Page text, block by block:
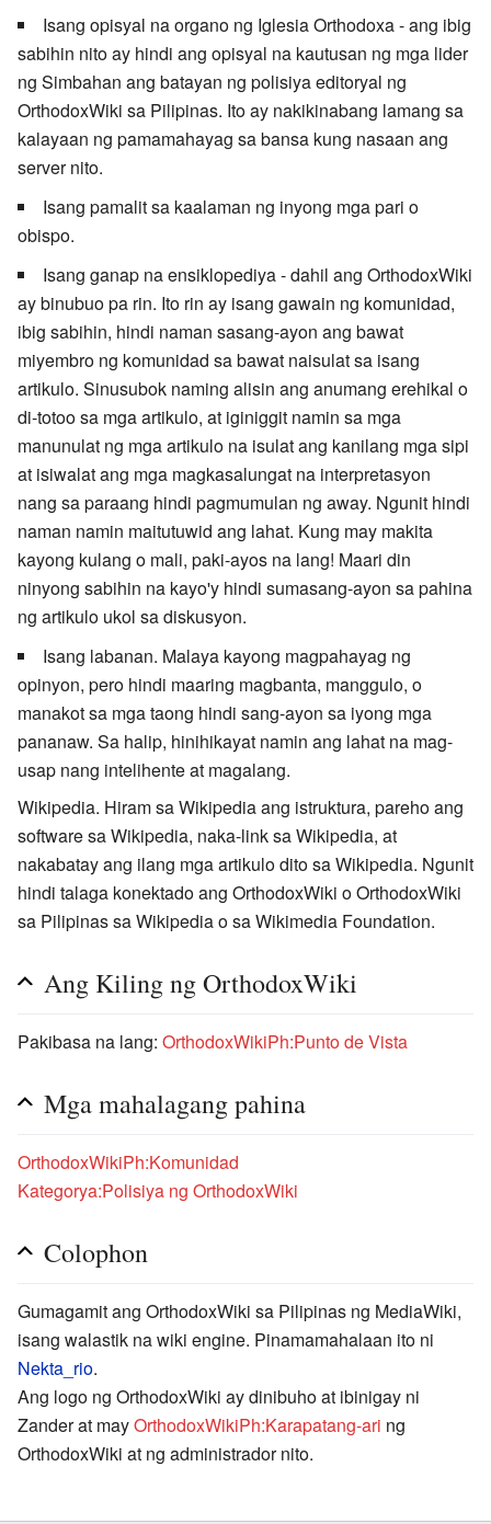
Isang opisyal na organo ng Iglesia Orthodoxa - ang ibig
sabihin nito ay hindi ang opisyal na kautusan ng mga lider
ng Simbahan ang batayan ng polisiya editoryal ng
OrthodoxWiki sa Pilipinas. Ito ay nakikinabang lamang sa
kalayaan ng pamamahayag sa bansa kung nasaan ang
server nito.
Isang pamalit sa kaalaman ng inyong mga pari o
obispo.
Isang ganap na ensiklopediya - dahil ang OrthodoxWiki
ay binubuo pa rin. Ito rin ay isang gawain ng komunidad,
ibig sabihin, hindi naman sasang-ayon ang bawat
miyembro ng komunidad sa bawat naisulat sa isang
artikulo. Sinusubok naming alisin ang anumang erehikal o
di-totoo sa mga artikulo, at iginiggit namin sa mga
manunulat ng mga artikulo na isulat ang kanilang mga sipi
at isiwalat ang mga magkasalungat na interpretasyon
nang sa paraang hindi pagmumulan ng away. Ngunit hindi
naman namin maitutuwid ang lahat. Kung may makita
kayong kulang o mali, paki-ayos na lang! Maari din
ninyong sabihin na kayo'y hindi sumasang-ayon sa pahina
ng artikulo ukol sa diskusyon.
Isang labanan. Malaya kayong magpahayag ng
opinyon, pero hindi maaring magbanta, manggulo, o
manakot sa mga taong hindi sang-ayon sa iyong mga
pananaw. Sa halip, hinihikayat namin ang lahat na mag-
usap nang intelihente at magalang.
Wikipedia. Hiram sa Wikipedia ang istruktura, pareho ang
software sa Wikipedia, naka-link sa Wikipedia, at
nakabatay ang ilang mga artikulo dito sa Wikipedia. Ngunit
hindi talaga konektado ang OrthodoxWiki o OrthodoxWiki
sa Pilipinas sa Wikipedia o sa Wikimedia Foundation.
Ang Kiling ng OrthodoxWiki
Pakibasa na lang: OrthodoxWikiPh:Punto de Vista
Mga mahalagang pahina
OrthodoxWikiPh:Komunidad
Kategorya:Polisiya ng OrthodoxWiki
Colophon
Gumagamit ang OrthodoxWiki sa Pilipinas ng MediaWiki,
isang walastik na wiki engine. Pinamamahalaan ito ni
Nekta_rio.
Ang logo ng OrthodoxWiki ay dinibuho at ibinigay ni
Zander at mayOrthodoxWikiPh:Karapatang-ari ng
OrthodoxWiki at ng administrador nito.